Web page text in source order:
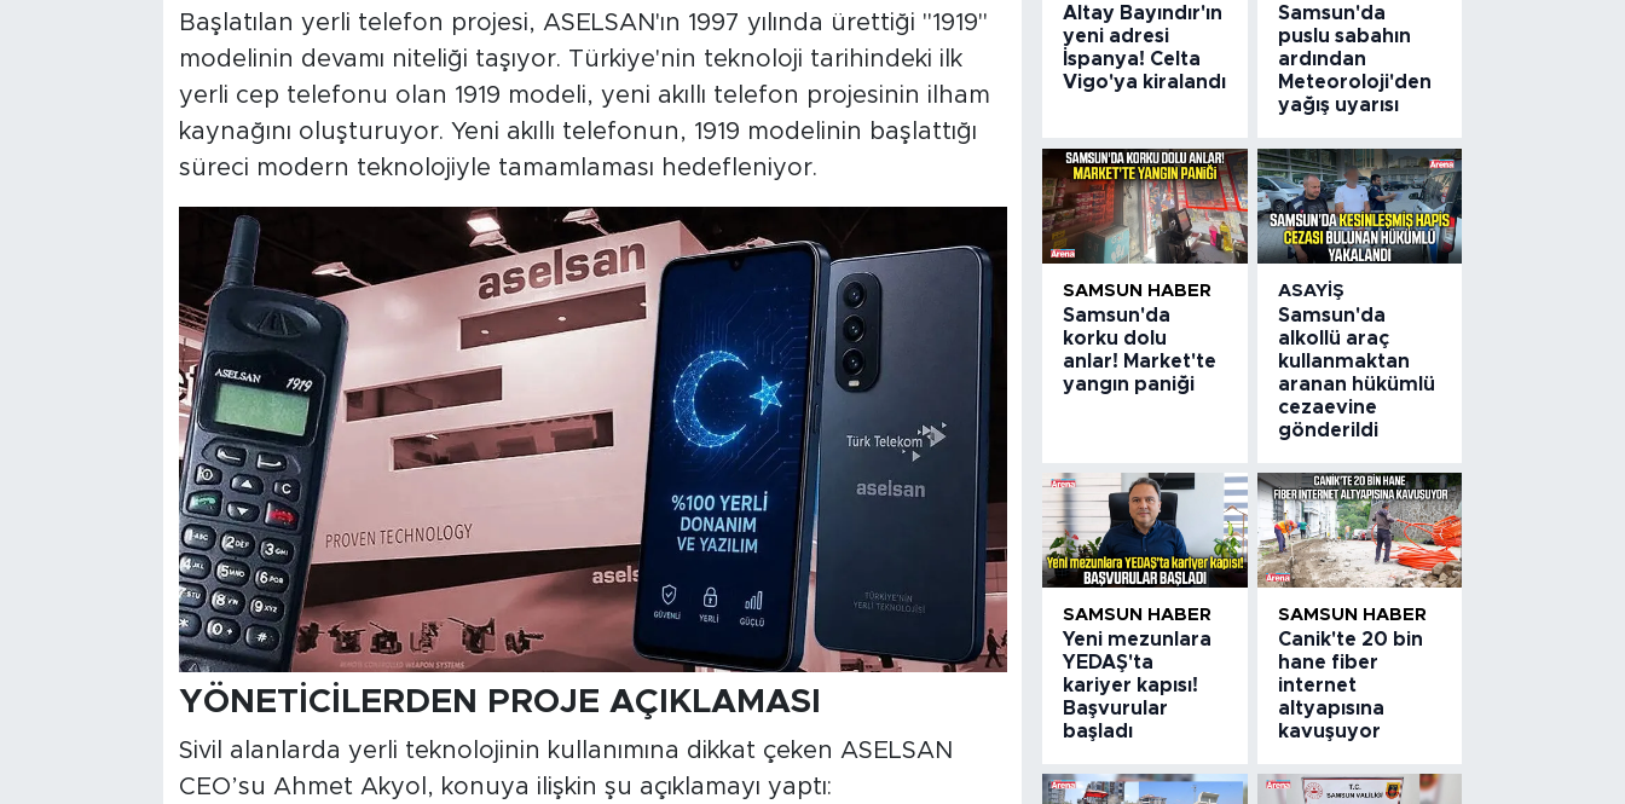
Başlatılan yerli telefon projesi, ASELSAN'ın 1997 yılında ürettiği "1919"
modelinin devamı niteliği taşıyor. Türkiye'nin teknoloji tarihindeki ilk
yerli cep telefonu olan 1919 modeli, yeni akıllı telefon projesinin ilham
kaynağını oluşturuyor. Yeni akıllı telefonun, 1919 modelinin başlattığı
süreci modern teknolojiyle tamamlaması hedefleniyor.
YÖNETİCİLERDEN PROJE AÇIKLAMASI
Sivil alanlarda yerli teknolojinin kullanımına dikkat çeken ASELSAN
CEO’su Ahmet Akyol, konuya ilişkin şu açıklamayı yaptı:
Altay Bayındır'ın
yeni adresi
İspanya! Celta
Vigo'ya kiralandı
Samsun'da
puslu sabahın
ardından
Meteoroloji'den
yağış uyarısı
SAMSUN HABER
Samsun'da
korku dolu
anlar! Market'te
yangın paniği
ASAYIŞ
Samsun'da
alkollü araç
kullanmaktan
aranan hükümlü
cezaevine
gönderildi
SAMSUN HABER
Yeni mezunlara
YEDAŞ'ta
kariyer kapısı!
Başvurular
başladı
SAMSUN HABER
Canik'te 20 bin
hane fiber
internet
altyapısına
kavuşuyor